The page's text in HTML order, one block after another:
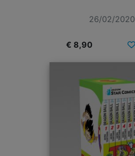
26/02/2020
€ 8,90